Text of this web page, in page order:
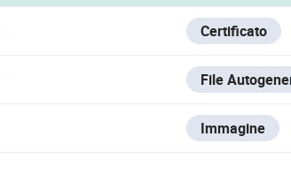
Certificato
File
Immagine